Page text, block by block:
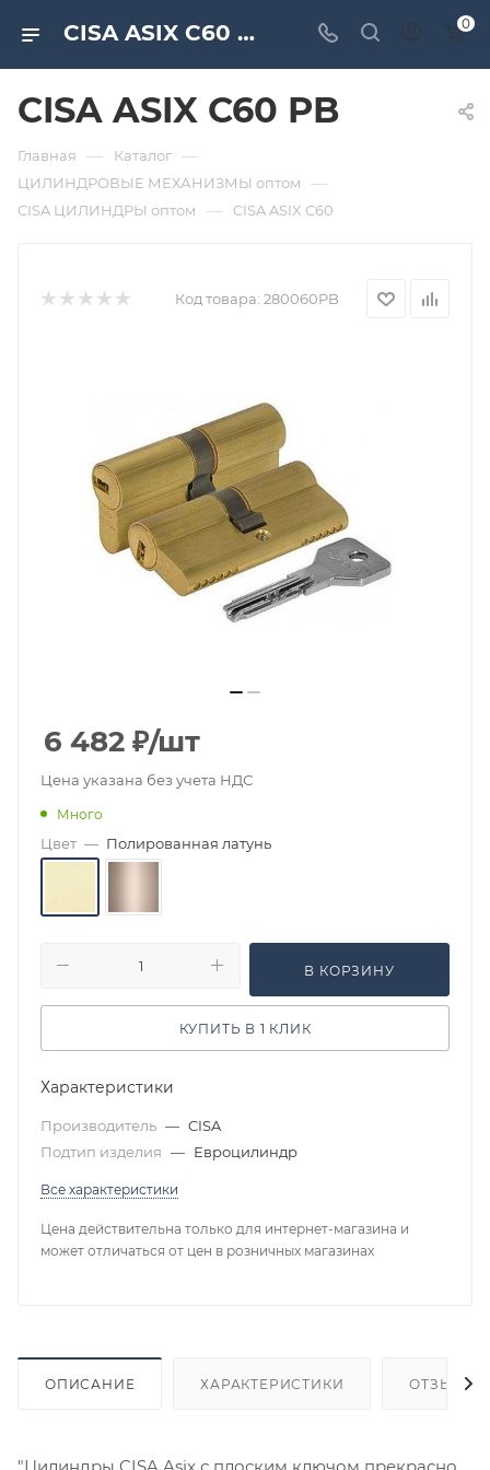
CISA ASIX C60 PB. Дверная и мебельная фурнитура САМИР-КИЛИТ | Оптовые поставки 0
CISA ASIX C60 PB
Главная — Каталог —
ЦИЛИНДРОВЫЕ МЕХАНИЗМЫ оптом —
CISA ЦИЛИНДРЫ оптом — CISA ASIX C60
Код товара: 280060PB
6 482 ₽/шт
Цена указана без учета НДС
Много
Цвет — Полированная латунь
В КОРЗИНУ
КУПИТЬ В 1 КЛИК
Характеристики
Производитель — CISA
Подтип изделия — Евроцилиндр
Все характеристики
Цена действительна только для интернет-магазина и
может отличаться от цен в розничных магазинах
ОПИСАНИЕ ХАРАКТЕРИСТИКИ ОТЗЫВЫ
"Цилиндры CISA Asix с плоским ключом прекрасно